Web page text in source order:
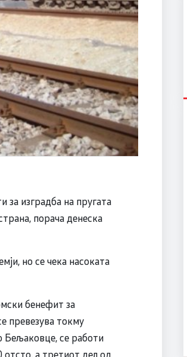
за изградба на пругата
порача денеска
но се чека насоката
бенефит за
превезува токму
Бељаковце, се работи
а третиот дел од